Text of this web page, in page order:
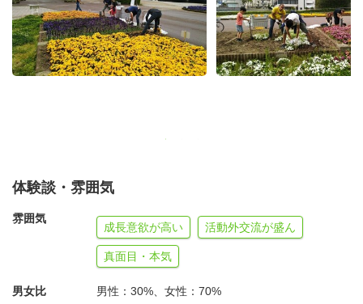
っていく。
【仕事】
花の管理ということで日々の水やり、草抜きなど継続性が
き・花壇とその周辺のゴミ拾いなど、ロードサイドの花壇
様々なイベントの運営サポート、地域イベントにも積極的
参加し、多くの地域の人達と触れ合っていく。
受入団体が用意したボランティアハウス（アパートの一
体験談・雰囲気
雰囲気
成長意欲が高い 活動外交流が盛ん
真面目・本気
男女比 男性：30%、女性：70%